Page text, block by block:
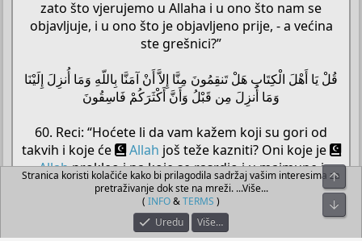
zato što vjerujemo u Allaha i u ono što nam se
objavljuje, i u ono što je objavljeno prije, - a većina
ste grešnici?”
قُلْ يَا أَهْلَ الْكِتَابِ هَلْ تَنقِمُونَ مِنَّا إِلاَّ أَنْ آمَنَّا بِاللّهِ وَمَا أُنزِلَ إِلَيْنَا
وَمَا أُنزِلَ مِن قَبْلُ وَأَنَّ أَكْثَرَكُمْ فَاسِقُونَ
60. Reci: “Hoćete li da vam kažem koji su gori od
takvih i koje će
Allah još teže kazniti? Oni koje je
Allahprokleo i na koje se rasrdio i u majmune i
svinje pretvorio, oni koji su se šejtanu klanjali - njih
čeka najgore mjesto, jer oni su najdalje s pravog
puta odlutali.”
Stranica koristi kolačiće kako bi prilagodila sadržaj vašim interesima za
pretraživanje dok ste na mreži. ...Više...
( INFO&TERMS )
Uredu
Više…
Top